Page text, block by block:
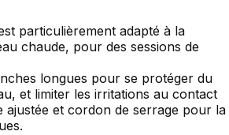
particulièrement adapté à la
chaude, pour des sessions de
longues pour se protéger du
et limiter les irritations au contact
ajustée et cordon de serrage pour la